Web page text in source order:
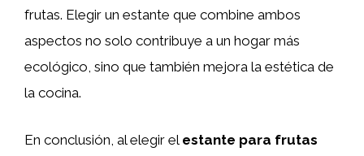
frutas. Elegir un estante que combine ambos
aspectos no solo contribuye a un hogar más
ecológico, sino que también mejora la estética de
la cocina.
En conclusión, al elegir el estante para frutas